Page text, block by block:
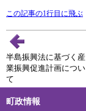
この記事の1行目に飛ぶ
半島振興法に基づく産
業振興促進計画につい
て
町政情報